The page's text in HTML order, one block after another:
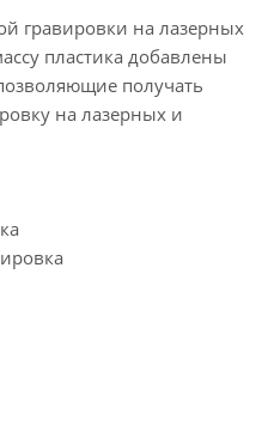
гравировки на лазерных
пластика добавлены
получать
на лазерных и